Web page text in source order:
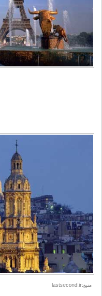
منبع:lastsecond.ir